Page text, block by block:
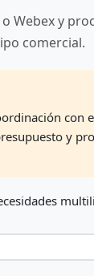
Webex y
comercial.
con
y